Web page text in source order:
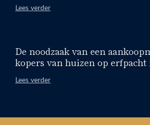
Lees verder
De noodzaak van een
kopers van huizen op
Lees verder